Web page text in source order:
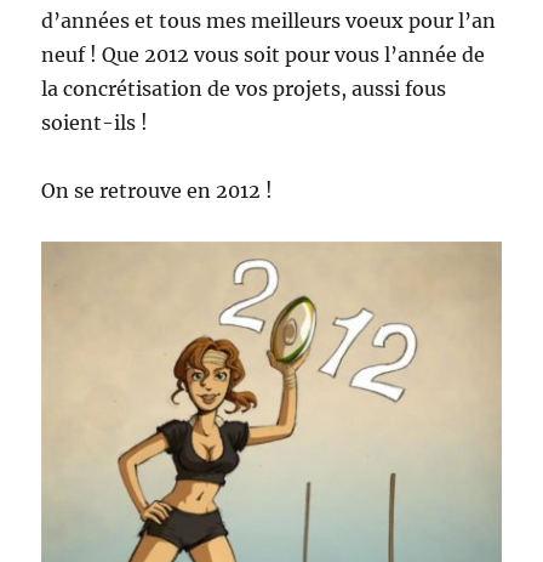
d’années et tous mes meilleurs voeux pour l’an
neuf ! Que 2012 vous soit pour vous l’année de
la concrétisation de vos projets, aussi fous
soient-ils !
On se retrouve en 2012 !